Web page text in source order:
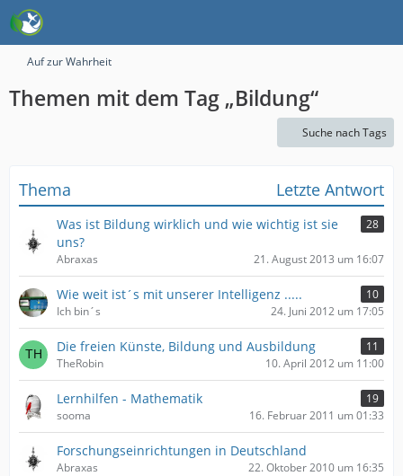
Auf zur Wahrheit
Themen mit dem Tag „Bildung“
Suche nach Tags
Thema Letzte Antwort
Was ist Bildung wirklich und wie wichtig ist sie
uns?
28
Abraxas 21. August 2013 um 16:07
Wie weit ist´s mit unserer Intelligenz .....
10
Ich bin´s
24. Juni 2012 um 17:05
Die freien Künste, Bildung und Ausbildung
11
TheRobin
10. April 2012 um 11:00
Lernhilfen - Mathematik
19
sooma
16. Februar 2011 um 01:33
Forschungseinrichtungen in Deutschland
Abraxas 22. Oktober 2010 um 16:35